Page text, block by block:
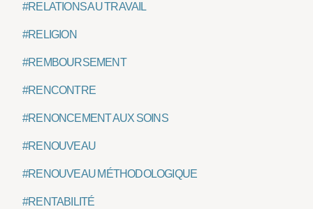
#RELATIONS AU TRAVAIL
#RELIGION
#REMBOURSEMENT
#RENCONTRE
#RENONCEMENT AUX SOINS
#RENOUVEAU
#RENOUVEAU MÉTHODOLOGIQUE
#RENTABILITÉ